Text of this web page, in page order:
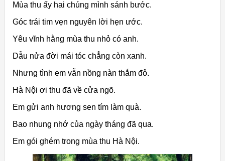
Mùa thu ấy hai chúng mình sánh bước.
Góc trái tim vẹn nguyên lời hẹn ước.
Yêu vĩnh hằng mùa thu nhỏ có anh.
Dẫu nửa đời mái tóc chẳng còn xanh.
Nhưng tình em vẫn nồng nàn thắm đỏ.
Hà Nội ơi thu đã về cửa ngõ.
Em gửi anh hương sen tím làm quà.
Bao nhung nhớ của ngày tháng đã qua.
Em gói ghém trong mùa thu Hà Nội.